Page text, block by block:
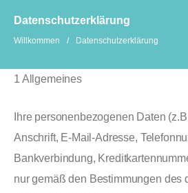
Datenschutzerklärung
Willkommen / Datenschutzerklärung
1 Allgemeines
Ihre personenbezogenen Daten
Anschrift, E-Mail-Adresse,
Bankverbindung,
nur gemäß den Bestimmungen des